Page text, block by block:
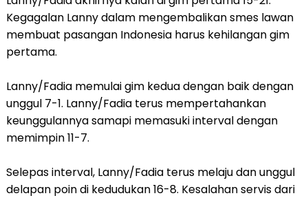
Kegagalan Lanny dalam mengembalikan smes lawan
membuat pasangan Indonesia harus kehilangan gim
pertama.
Lanny/Fadia memulai gim kedua dengan baik dengan
unggul 7-1. Lanny/Fadia terus mempertahankan
keunggulannya samapi memasuki interval dengan
memimpin 11-7.
Selepas interval, Lanny/Fadia terus melaju dan unggul
delapan poin di kedudukan 16-8. Kesalahan servis dari